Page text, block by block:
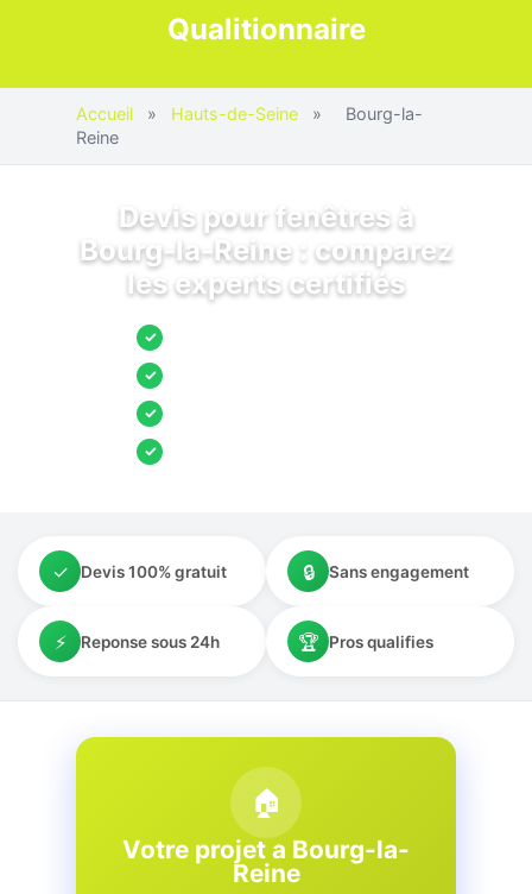
Qualitionnaire
Accueil » Hauts-de-Seine »
Bourg-la-
Reine
Devis pour fenêtres à
Bourg-la-Reine : comparez
les experts certifiés
✓
✓
✓
✓
✓ Devis 100% gratuit 🔒 Sans engagement
⚡ Reponse sous 24h 🏆 Pros qualifies
🏠
Votre projet a Bourg-la-
Reine